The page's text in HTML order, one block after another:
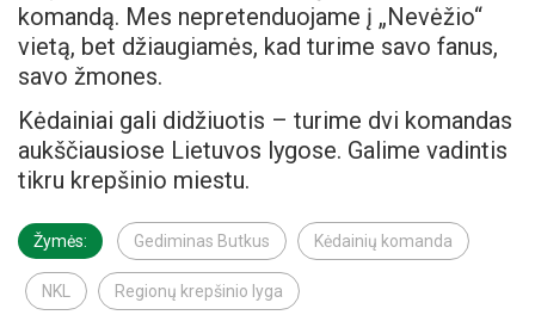
komandą. Mes nepretenduojame į „Nevėžio“
vietą, bet džiaugiamės, kad turime savo fanus,
savo žmones.
Kėdainiai gali didžiuotis – turime dvi komandas
aukščiausiose Lietuvos lygose. Galime vadintis
tikru krepšinio miestu.
Žymės: Gediminas Butkus Kėdainių komanda
NKL Regionų krepšinio lyga